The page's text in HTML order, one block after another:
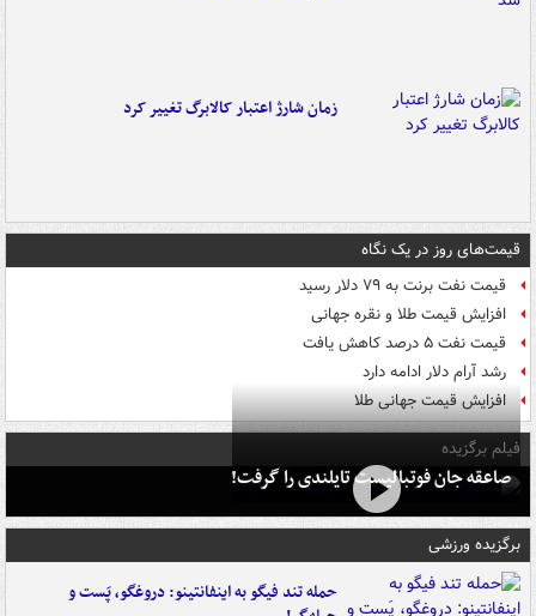
زمان شارژ اعتبار کالابرگ تغییر کرد
قیمت‌های روز در یک نگاه
قیمت نفت برنت به ۷۹ دلار رسید
افزایش قیمت طلا و نقره جهانی
قیمت نفت ۵ درصد کاهش یافت
رشد آرام دلار ادامه دارد
افزایش قیمت جهانی طلا
فیلم برگزیده
صاعقه جان فوتبالیست تایلندی را گرفت!
برگزیده ورزشی
حمله تند فیگو به اینفانتینو: دروغگو، پَست‌ و